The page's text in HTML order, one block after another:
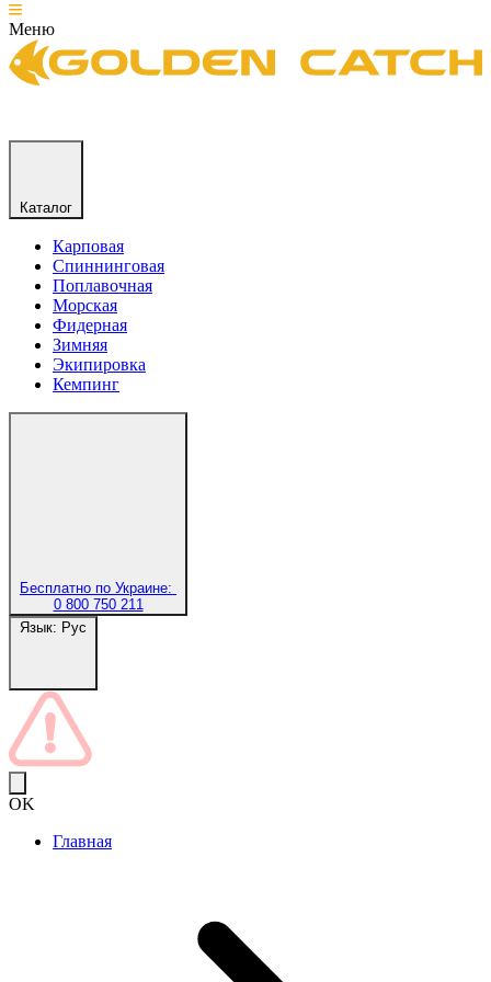
Меню
Каталог
Карповая
Спиннинговая
Поплавочная
Морская
Фидерная
Зимняя
Экипировка
Кемпинг
Бесплатно по Украине:
0 800 750 211
Язык: Рус
OK
Главная